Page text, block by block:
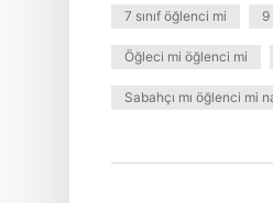
7 sınıf öğlenci mi 9
Öğleci mi öğlenci mi
Sabahçı mı öğlenci mi